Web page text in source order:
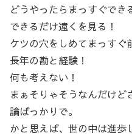
どうやったらまっすぐでき
できるだけ遠くを見る！
ケツの穴をしめてまっすぐ
長年の勘と経験！
何も考えない！
まぁそりゃそうなんだけ
論ばっかりで。
かと思えば、世の中は進歩